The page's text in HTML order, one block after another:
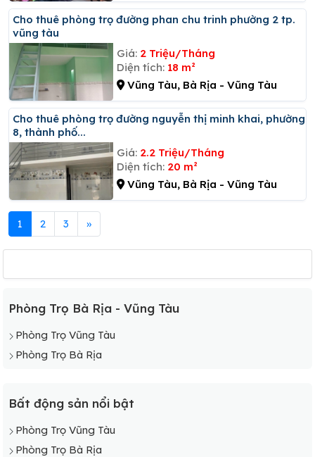
Cho thuê phòng trọ đường phan chu trinh phường 2 tp.
vũng tàu
Giá: 2 Triệu/Tháng
Diện tích: 18 m²
Vũng Tàu, Bà Rịa - Vũng Tàu
Cho thuê phòng trọ đường nguyễn thị minh khai, phường
8, thành phố...
Giá: 2.2 Triệu/Tháng
Diện tích: 20 m²
Vũng Tàu, Bà Rịa - Vũng Tàu
1 2 3 »
Phòng Trọ Bà Rịa - Vũng Tàu
Phòng Trọ Vũng Tàu
Phòng Trọ Bà Rịa
Bất động sản nổi bật
Phòng Trọ Vũng Tàu
Phòng Trọ Bà Rịa